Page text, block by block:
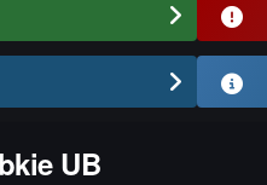
UB